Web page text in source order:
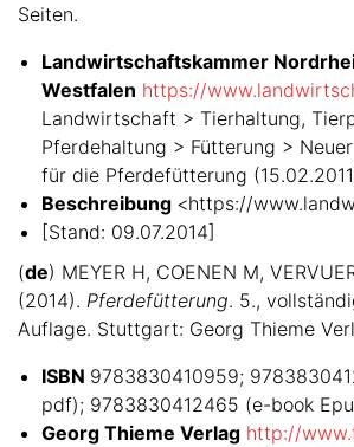
Seiten.
Landwirtschaftskammer
Westfalen https://
Landwirtschaft > Tierhaltung,
Pferdehaltung > Fütterung >
für die Pferdefütterung
Beschreibung <https://
[Stand: 09.07.2014]
(de) MEYER H, COENEN M,
(2014). Pferdefütterung. 5.,
Auflage. Stuttgart: Georg Thieme
ISBN 9783830410959;
pdf); 9783830412465 (e-book
Georg Thieme Verlag http://